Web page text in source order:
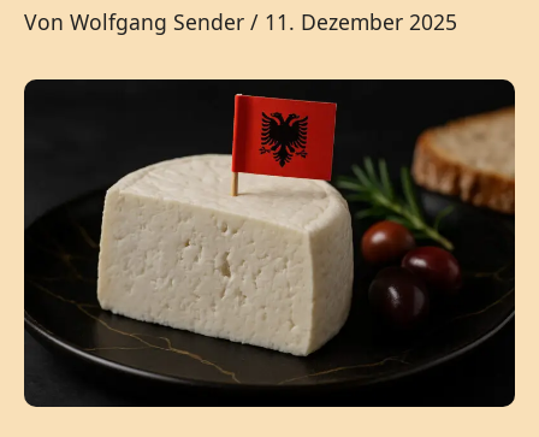
Von Wolfgang Sender / 11. Dezember 2025